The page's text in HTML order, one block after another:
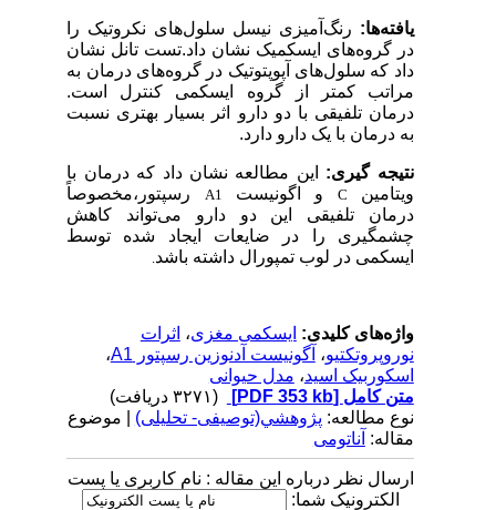
یافته‌ها:رنگ‌آمیزی نیسل سلول‌های نکروتیک را
در گروه‌های ایسکمیک نشان داد.تست تانل نشان
داد که سلول‌های آپوپتوتیک در گروه‌های درمان به
مراتب کمتر از گروه ایسکمی کنترل است.
درمان تلفیقی با دو دارو اثر بسیار بهتری نسبت
به درمان با یک دارو دارد.
نتیجه گیری:این مطالعه نشان داد که درمان با
ویتامین
و اگونیست A1رسپتور،مخصوصاً
درمان تلفیقی این دو دارو می‌تواند کاهش
چشمگیری را در ضایعات ایجاد شده توسط
ایسکمی در لوب تمپورال داشته باشد.
واژه‌های کلیدی:ایسکمی مغزی،اثرات
نوروپروتکتیو،آگونیست آدنوزین رسپتور A1
،
اسکوربیک اسید،مدل حیوانی
متن کامل[PDF 353 kb]
نوع مطالعه:پژوهشي(توصیفی- تحلیلی) | موضوع
مقاله:آناتومی
ارسال نظر درباره این مقاله : نام کاربری یا پست
الکترونیک شما: